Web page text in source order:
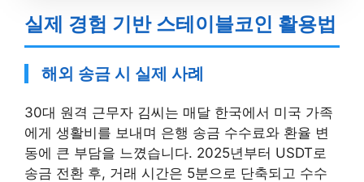
실제 경험 기반 스테이블코인 활용법
해외 송금 시 실제 사례
30대 원격 근무자 김씨는 매달 한국에서 미국 가족
에게 생활비를 보내며 은행 송금 수수료와 환율 변
동에 큰 부담을 느꼈습니다. 2025년부터 USDT로
송금 전환 후, 거래 시간은 5분으로 단축되고 수수